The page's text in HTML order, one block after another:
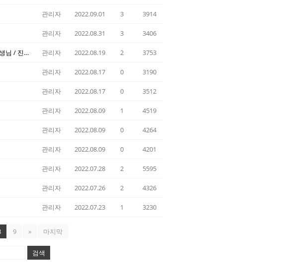
관리자 2022.09.01 3 3914
관리자 2022.08.31 3 3406
날카로움과 함께하는 부드러움, 차가움과 함께하는 따뜻함을 지닌 리영희 선생님 / 진영종 관리자 2022.08.19 2 3753
관리자 2022.08.17 0 3190
관리자 2022.08.17 0 3512
관리자 2022.08.09 1 4519
관리자 2022.08.09 0 4264
관리자 2022.08.09 0 4201
관리자 2022.07.28 2 5595
관리자 2022.07.26 2 4326
관리자 2022.07.23 1 3230
9 » 마지막
검색